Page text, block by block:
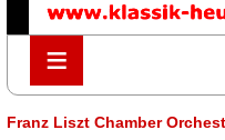
≡
≡
Franz Liszt Chamber